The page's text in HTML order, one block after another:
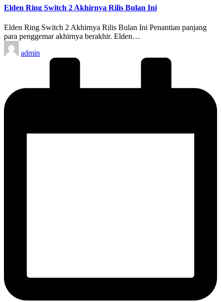
Elden Ring Switch 2 Akhirnya Rilis Bulan Ini
Elden Ring Switch 2 Akhirnya Rilis Bulan Ini Penantian panjang
para penggemar akhirnya berakhir. Elden…
Posted
by
admin